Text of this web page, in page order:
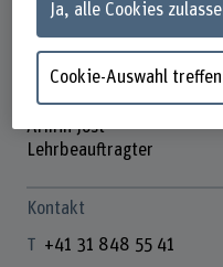
Armin Jost
Lehrbeauftragter
Kontakt
+41 31 848 55 41
Ja, alle Cookies
Cookie-Auswahl treffen